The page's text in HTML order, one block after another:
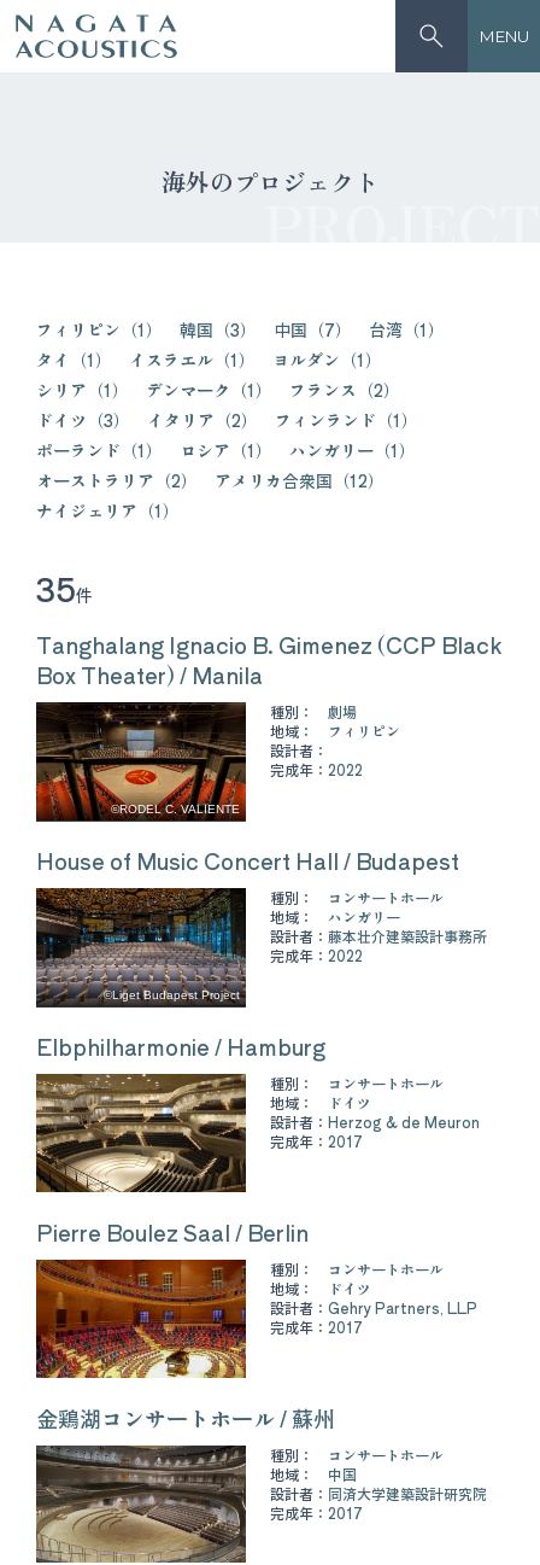
MENU
海外のプロジェクト
フィリピン（1） 韓国（3） 中国（7）
台湾（1）
タイ（1）
イスラエル（1）
ヨルダン（1）
シリア（1）
デンマーク（1）
フランス（2）
ドイツ（3）
イタリア（2）
フィンランド（1）
ポーランド（1）
ロシア（1）
ハンガリー（1）
オーストラリア（2）
アメリカ合衆国（12）
ナイジェリア（1）
35件
©RODEL C. VALIENTE
Tanghalang Ignacio B. Gimenez (CCP Black
Box Theater) / Manila
種別：
劇場
地域：
フィリピン
設計者：
完成年： 2022
©Liget Budapest Project
House of Music Concert Hall / Budapest
種別：
コンサートホール
地域：
ハンガリー
設計者： 藤本壮介建築設計事務所
完成年： 2022
Elbphilharmonie / Hamburg
種別：
コンサートホール
地域：
ドイツ
設計者： Herzog & de Meuron
完成年： 2017
Pierre Boulez Saal / Berlin
種別：
コンサートホール
地域：
ドイツ
設計者： Gehry Partners, LLP
完成年： 2017
金鶏湖コンサートホール / 蘇州
種別：
コンサートホール
地域：
中国
設計者： 同済大学建築設計研究院
完成年： 2017